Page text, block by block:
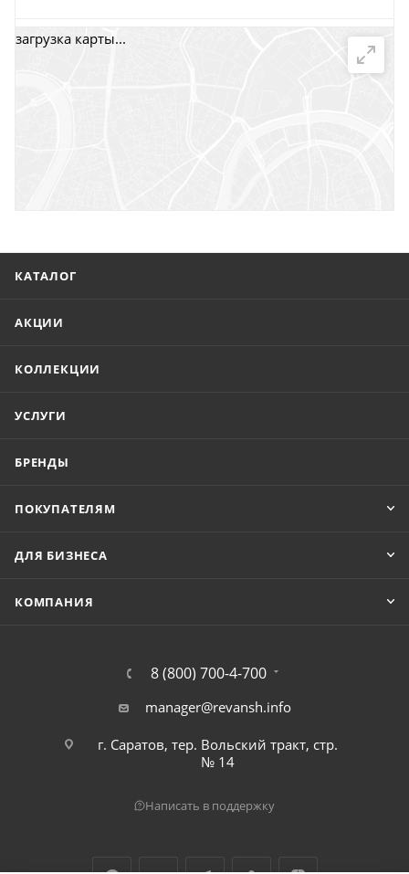
г. Саратов, пр-т. 50 лет Октября, 118Д, помещ. 15
загрузка карты...
КАТАЛОГ
АКЦИИ
КОЛЛЕКЦИИ
УСЛУГИ
БРЕНДЫ
ПОКУПАТЕЛЯМ
ДЛЯ БИЗНЕСА
КОМПАНИЯ
8 (800) 700-4-700
manager@revansh.info
г. Саратов, тер. Вольский тракт, стр.
№ 14
Написать в поддержку